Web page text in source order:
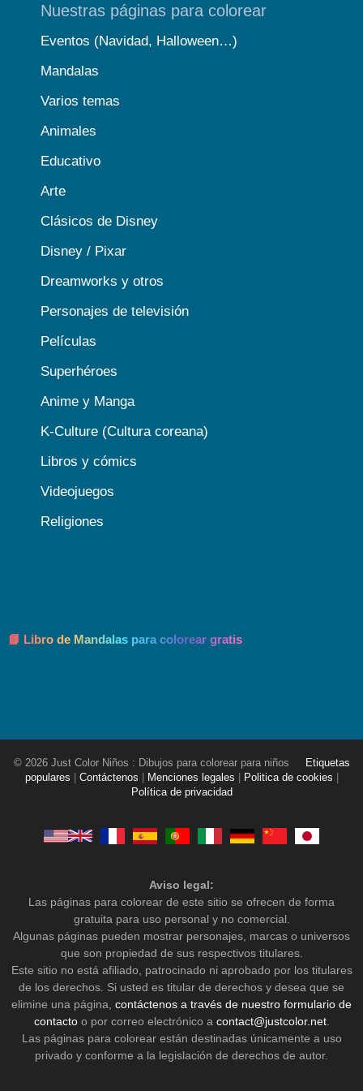
Nuestras páginas para colorear
Eventos (Navidad, Halloween…)
Mandalas
Varios temas
Animales
Educativo
Arte
Clásicos de Disney
Disney / Pixar
Dreamworks y otros
Personajes de televisión
Películas
Superhéroes
Anime y Manga
K-Culture (Cultura coreana)
Libros y cómics
Videojuegos
Religiones
📘 Libro de Mandalas para colorear gratis
© 2026 Just Color Niños : Dibujos para colorear para niños
Etiquetas
populares
Contáctenos Menciones legales Politica de cookies
Política de privacidad
Aviso legal:
Las páginas para colorear de este sitio se ofrecen de forma
gratuita para uso personal y no comercial.
Algunas páginas pueden mostrar personajes, marcas o universos
que son propiedad de sus respectivos titulares.
Este sitio no está afiliado, patrocinado ni aprobado por los titulares
de los derechos. Si usted es titular de derechos y desea que se
elimine una página, contáctenos a través de nuestro formulario de
contactoo por correo electrónico a contact@justcolor.net.
Las páginas para colorear están destinadas únicamente a uso
privado y conforme a la legislación de derechos de autor.